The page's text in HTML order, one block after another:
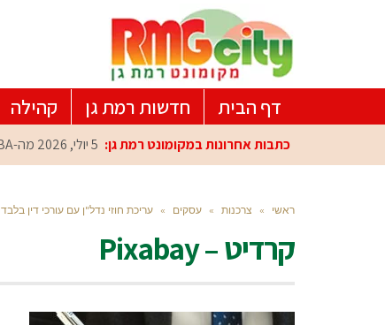
דף הבית חדשות רמת גן קהילה
כתבות אחרונות במקומונט רמת גן: 5 יולי, 2026 מה-NBA למרכז הפיתוח ברמת גן: עומרי כספי במפגש הוקרה מיוחד
ראשי » צרכנות » עסקים » עריכת חוזי נדל"ן עם עורכי דין בלבד
קרדיט – Pixabay